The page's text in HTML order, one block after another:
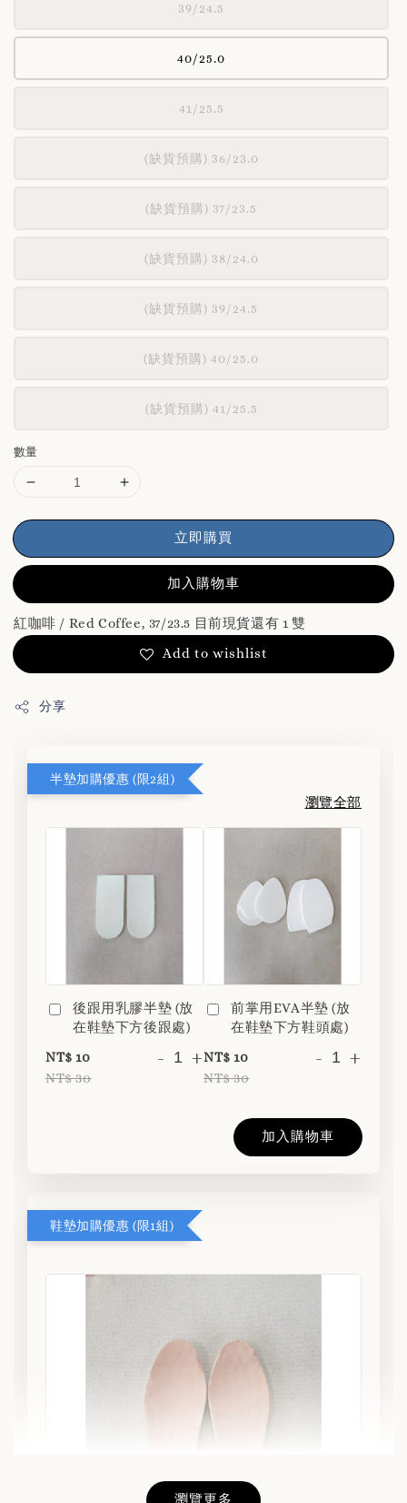
39/24.5
40/25.0
41/25.5
(缺貨預購) 36/23.0
(缺貨預購) 37/23.5
(缺貨預購) 38/24.0
(缺貨預購) 39/24.5
(缺貨預購) 40/25.0
(缺貨預購) 41/25.5
數量
立即購買
加入購物車
紅咖啡 / Red Coffee, 37/23.5 目前現貨還有 1 雙
Add to wishlist
分享
半墊加購優惠 (限2組)
瀏覽全部
後跟用乳膠半墊 (放
在鞋墊下方後跟處)
NT$ 10
NT$ 30
- +
前掌用EVA半墊 (放
在鞋墊下方鞋頭處)
NT$ 10
NT$ 30
- +
加入購物車
鞋墊加購優惠 (限1組)
瀏覽更多